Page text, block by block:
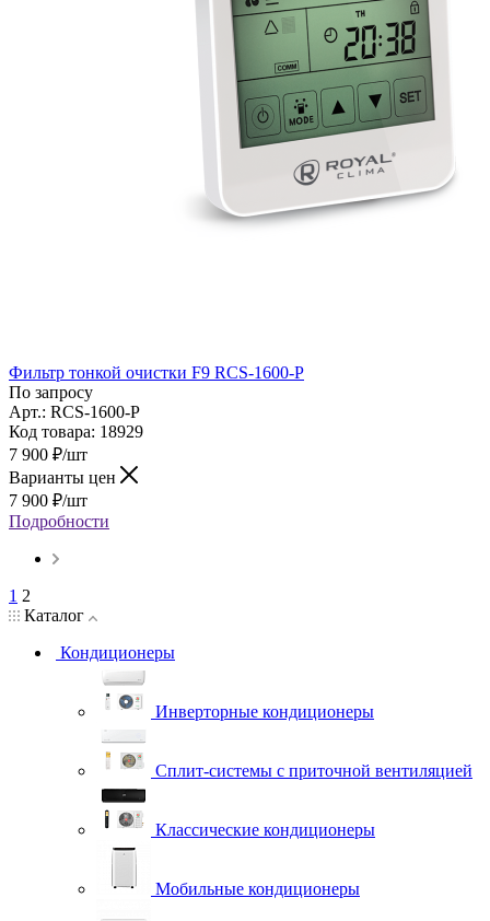
Фильтр тонкой очистки F9 RCS-1600-P
По запросу
Арт.: RCS-1600-P
Код товара: 18929
7 900 ₽/шт
Варианты цен
7 900 ₽/шт
Подробности
1 2
Каталог
Кондиционеры
Инверторные кондиционеры
Сплит-системы с приточной вентиляцией
Классические кондиционеры
Мобильные кондиционеры